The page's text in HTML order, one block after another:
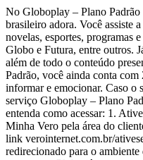
No Globoplay – Plano
brasileiro adora. Você assiste
novelas, esportes, programas
Globo e Futura, entre outros.
além de todo o conteúdo
Padrão, você ainda conta
informar e emocionar. Caso o
serviço Globoplay – Plano
entenda como acessar: 1.
Minha Vero pela área do
link verointernet.com.br/
redirecionado para o